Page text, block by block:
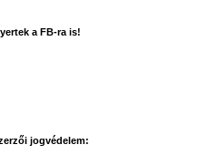
a FB-ra is!
jogvédelem: